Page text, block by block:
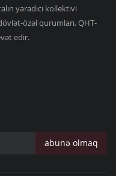
yaradıcı kollektivi
özəl qurumları, QHT-
edir.
abunə olmaq